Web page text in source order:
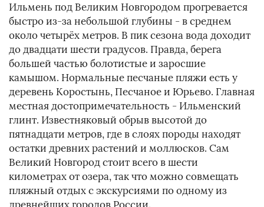
Ильмень под Великим Новгородом прогревается
быстро из-за небольшой глубины - в среднем
около четырёх метров. В пик сезона вода доходит
до двадцати шести градусов. Правда, берега
большей частью болотистые и заросшие
камышом. Нормальные песчаные пляжи есть у
деревень Коростынь, Песчаное и Юрьево. Главная
местная достопримечательность - Ильменский
глинт. Известняковый обрыв высотой до
пятнадцати метров, где в слоях породы находят
остатки древних растений и моллюсков. Сам
Великий Новгород стоит всего в шести
километрах от озера, так что можно совмещать
пляжный отдых с экскурсиями по одному из